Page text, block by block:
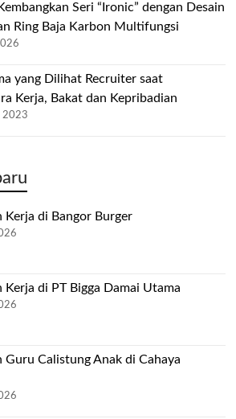
Seri “Ironic” dengan Desain
Ring Baja Karbon Multifungsi
yang Dilihat Recruiter saat
Kerja, Bakat dan Kepribadian
2023
Kerja di Bangor Burger
Kerja di PT Bigga Damai Utama
Guru Calistung Anak di Cahaya